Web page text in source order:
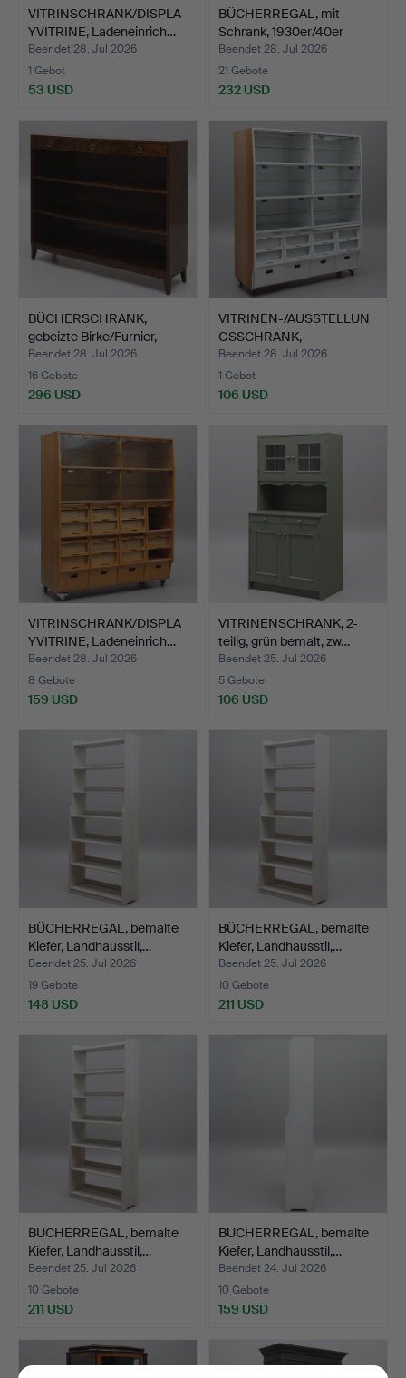
VITRINSCHRANK/DISPLA
YVITRINE, Ladeneinrich…
Beendet 28. Jul 2026
1 Gebot
53 USD
BÜCHERREGAL, mit
Schrank, 1930er/40er
Jahr…
Beendet 28. Jul 2026
21 Gebote
232 USD
BÜCHERSCHRANK,
gebeizte Birke/Furnier,
193…
Beendet 28. Jul 2026
16 Gebote
296 USD
VITRINEN-/AUSSTELLUN
GSSCHRANK,
Ladeneinric…
Beendet 28. Jul 2026
1 Gebot
106 USD
VITRINSCHRANK/DISPLA
YVITRINE, Ladeneinrich…
Beendet 28. Jul 2026
8 Gebote
159 USD
VITRINENSCHRANK, 2-
teilig, grün bemalt, zw…
Beendet 25. Jul 2026
5 Gebote
106 USD
BÜCHERREGAL, bemalte
Kiefer, Landhausstil,…
Beendet 25. Jul 2026
19 Gebote
148 USD
BÜCHERREGAL, bemalte
Kiefer, Landhausstil,…
Beendet 25. Jul 2026
10 Gebote
211 USD
BÜCHERREGAL, bemalte
Kiefer, Landhausstil,…
Beendet 25. Jul 2026
10 Gebote
211 USD
BÜCHERREGAL, bemalte
Kiefer, Landhausstil,…
Beendet 24. Jul 2026
10 Gebote
159 USD